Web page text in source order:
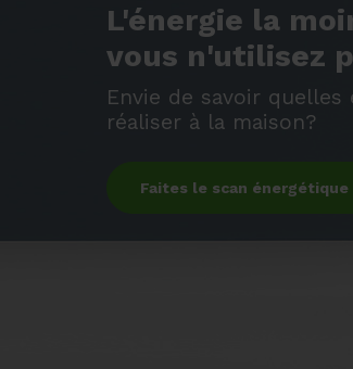
L'énergie la
vous n'utilisez
Envie de savoir
réaliser à la maison?
Faites le scan énergétique